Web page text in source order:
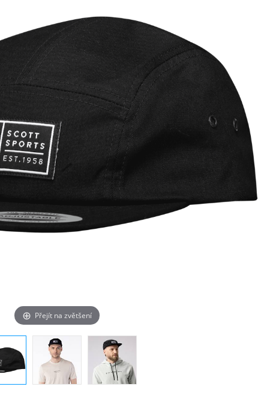
Přejít na zvětšení